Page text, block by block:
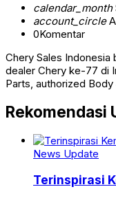
calendar_month
account_circle
0Komentar
Chery Sales Indonesia
dealer Chery ke-77 di
Parts, authorized
Rekomendasi
News Update
Terinspirasi